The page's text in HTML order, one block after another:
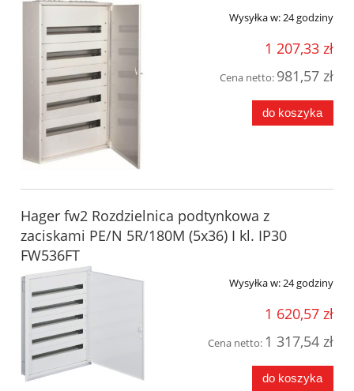
Wysyłka w:24 godziny
1 207,33 zł
Cena netto: 981,57 zł
do koszyka
Hager fw2 Rozdzielnica podtynkowa z
zaciskami PE/N 5R/180M (5x36) I kl. IP30
FW536FT
Wysyłka w:24 godziny
1 620,57 zł
Cena netto: 1 317,54 zł
do koszyka